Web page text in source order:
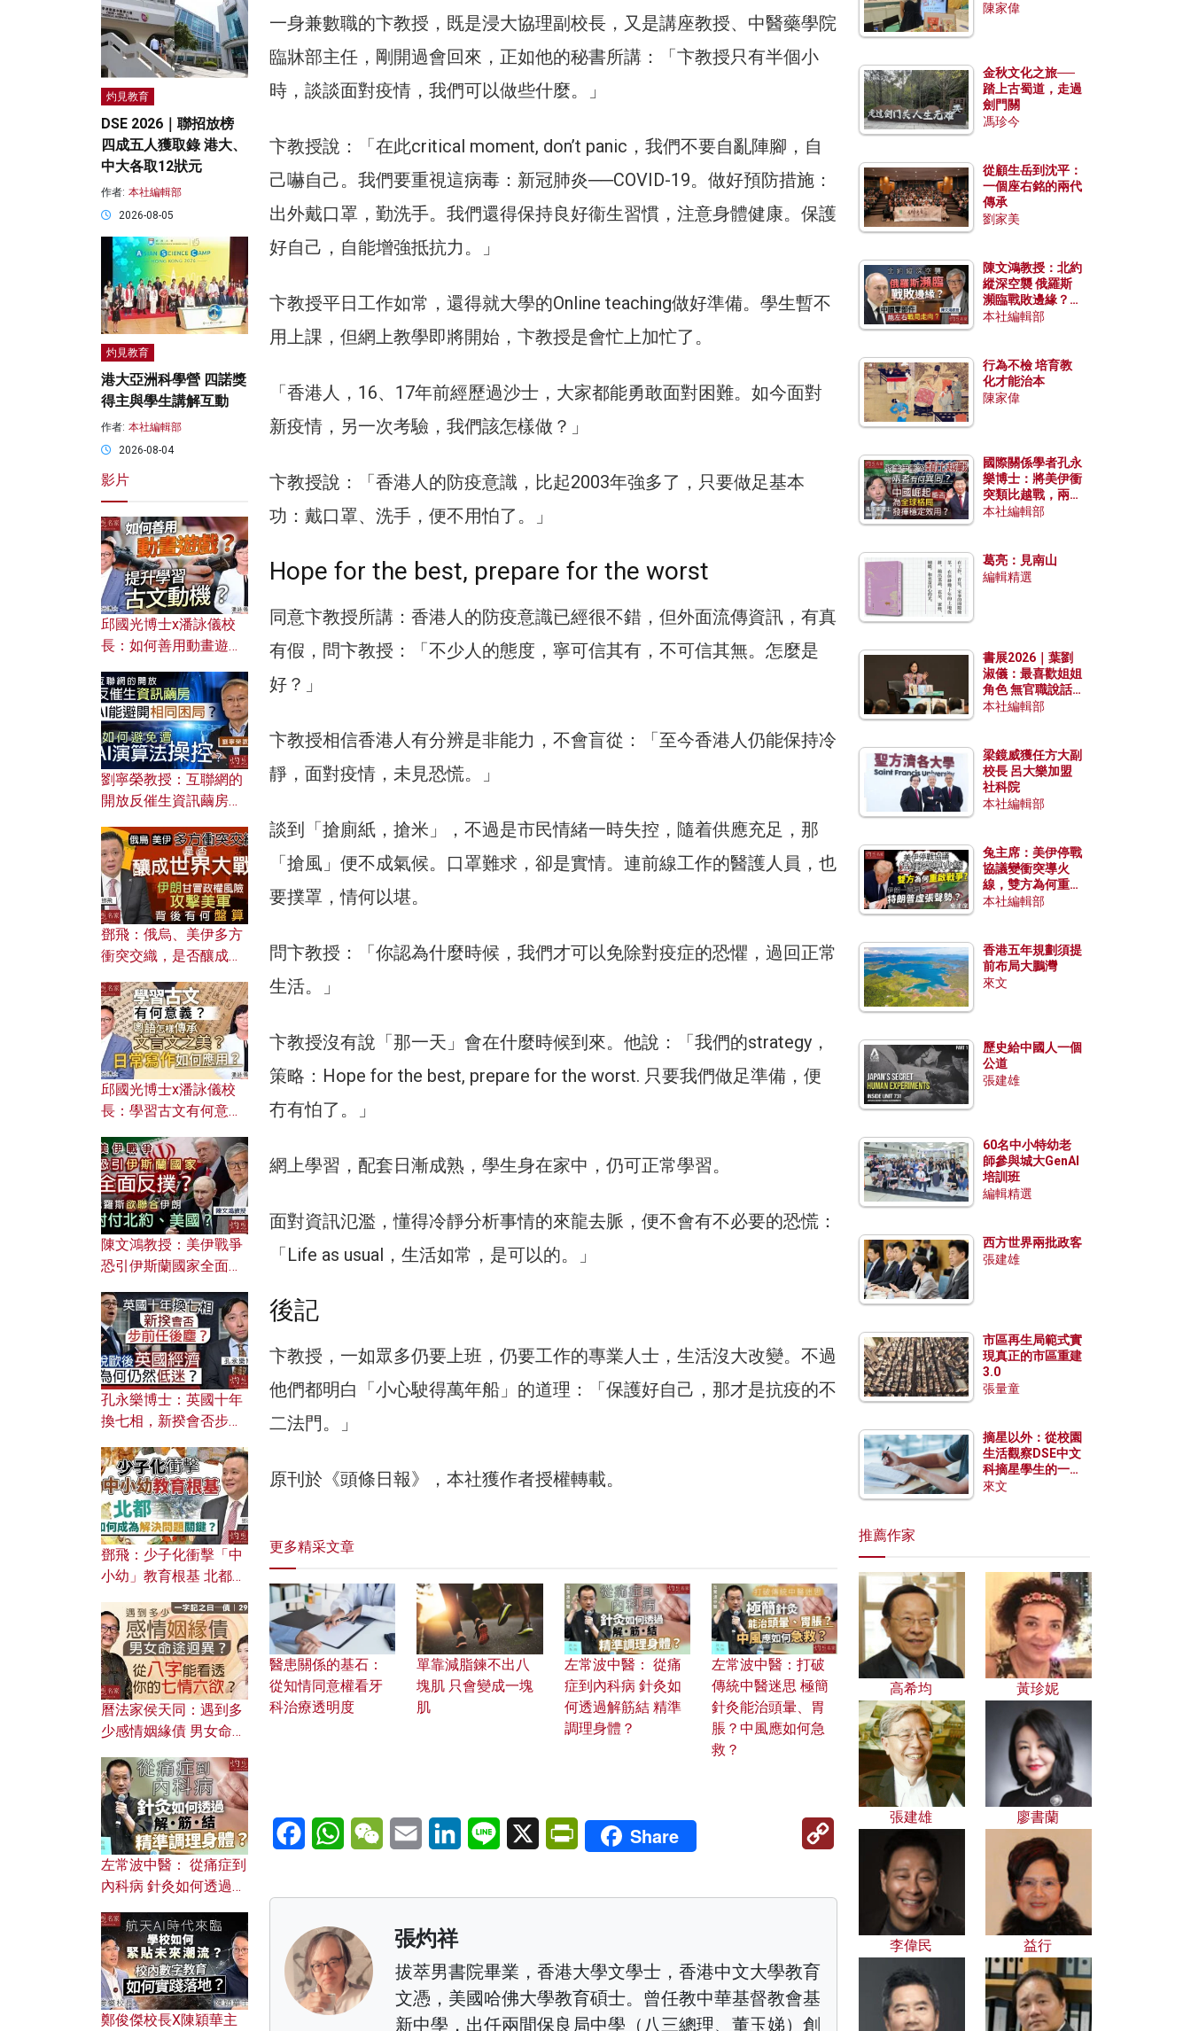
一身兼數職的卞教授，既是浸大協理副校長，又是講座教授、中醫藥學院
臨牀部主任，剛開過會回來，正如他的秘書所講：「卞教授只有半個小
時，談談面對疫情，我們可以做些什麼。」
卞教授說：「在此critical moment, don’t panic，我們不要自亂陣腳，自
己嚇自己。我們要重視這病毒：新冠肺炎──COVID-19。做好預防措施：
出外戴口罩，勤洗手。我們還得保持良好衞生習慣，注意身體健康。保護
好自己，自能增強抵抗力。」
卞教授平日工作如常，還得就大學的Online teaching做好準備。學生暫不
用上課，但網上教學即將開始，卞教授是會忙上加忙了。
「香港人，16、17年前經歷過沙士，大家都能勇敢面對困難。如今面對
新疫情，另一次考驗，我們該怎樣做？」
卞教授說：「香港人的防疫意識，比起2003年強多了，只要做足基本
功：戴口罩、洗手，便不用怕了。」
Hope for the best, prepare for the worst
同意卞教授所講：香港人的防疫意識已經很不錯，但外面流傳資訊，有真
有假，問卞教授：「不少人的態度，寧可信其有，不可信其無。怎麼是
好？」
卞教授相信香港人有分辨是非能力，不會盲從：「至今香港人仍能保持冷
靜，面對疫情，未見恐慌。」
談到「搶廁紙，搶米」，不過是市民情緒一時失控，隨着供應充足，那
「搶風」便不成氣候。口罩難求，卻是實情。連前線工作的醫護人員，也
要撲罩，情何以堪。
問卞教授：「你認為什麼時候，我們才可以免除對疫症的恐懼，過回正常
生活。」
卞教授沒有說「那一天」會在什麼時候到來。他說：「我們的strategy，
策略：Hope for the best, prepare for the worst. 只要我們做足準備，便
冇有怕了。」
網上學習，配套日漸成熟，學生身在家中，仍可正常學習。
面對資訊氾濫，懂得冷靜分析事情的來龍去脈，便不會有不必要的恐慌：
「Life as usual，生活如常，是可以的。」
後記
卞教授，一如眾多仍要上班，仍要工作的專業人士，生活沒大改變。不過
他們都明白「小心駛得萬年船」的道理：「保護好自己，那才是抗疫的不
二法門。」
原刊於《頭條日報》，本社獲作者授權轉載。
更多精采文章
醫患關係的基石：
從知情同意權看牙
科治療透明度
單靠減脂鍊不出八
塊肌 只會變成一塊
肌
左常波中醫： 從痛
症到內科病 針灸如
何透過解筋結 精準
調理身體？
左常波中醫：打破
傳統中醫迷思 極簡
針灸能治頭暈、胃
脹？中風應如何急
救？
FacebookWhatsAppWeChatEmail LinkedInLine X PrintFriendly
Share
張灼祥
拔萃男書院畢業，香港大學文學士，香港中文大學教育
文憑，美國哈佛大學教育碩士。曾任教中華基督教會基
新中學，出任兩間保良局中學（八三總理、董玉娣）創
灼見教育
DSE 2026｜聯招放榜
四成五人獲取錄 港大、
中大各取12狀元
作者: 本社編輯部
2026-08-05
灼見教育
港大亞洲科學營 四諾獎
得主與學生講解互動
作者: 本社編輯部
2026-08-04
影片
邱國光博士x潘詠儀校
長：如何善用動畫遊戲
劉寧榮教授：互聯網的
開放反催生資訊繭房，
何避免遭AI演算法操
控？
鄧飛：俄烏、美伊多方
衝突交織，是否釀成世
風險攻擊美軍，背後有
何盤算？
邱國光博士x潘詠儀校
長：學習古文有何意
文之美？ 日常寫作如何
應用？
陳文鴻教授：美伊戰爭
恐引伊斯蘭國家全面反
對付北約美國？
孔永樂博士：英國十年
換七相，新揆會否步前
濟為何仍然低迷？
鄧飛：少子化衝擊「中
小幼」教育根基 北都如
曆法家侯天同：遇到多
少感情姻緣債 男女命途
的七情六欲？
左常波中醫： 從痛症到
內科病 針灸如何透過解
鄭俊傑校長X陳穎華主
陳家偉
金秋文化之旅──
踏上古蜀道，走過
劍門關
馮珍今
從顧生岳到沈平：
一個座右銘的兩代
傳承
劉家美
陳文鴻教授：北約
縱深空襲 俄羅斯
瀕臨戰敗邊緣？中
國零部件能左右戰
本社編輯部
行為不檢 培育教
化才能治本
陳家偉
國際關係學者孔永
樂博士：將美伊衝
突類比越戰，兩者
有何異同？中國崛
本社編輯部
葛亮：見南山
編輯精選
書展2026｜葉劉
淑儀：最喜歡姐姐
角色 無官職說話
包袱少
本社編輯部
梁鏡威獲任方大副
校長 呂大樂加盟
社科院
本社編輯部
兔主席：美伊停戰
協議變衝突導火
線，雙方為何重啟
戰爭？伊朗一早洞
本社編輯部
香港五年規劃須提
前布局大鵬灣
來文
歷史給中國人一個
公道
張建雄
60名中小特幼老
師參與城大GenAI
培訓班
編輯精選
西方世界兩批政客
張建雄
市區再生局範式實
現真正的市區重建
3.0
張量童
摘星以外：從校園
生活觀察DSE中文
科摘星學生的一點
特質
來文
推薦作家
高希均 黃珍妮
張建雄 廖書蘭
李偉民 益行